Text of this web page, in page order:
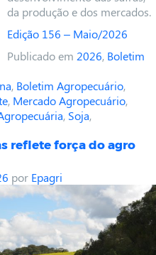
da produção e dos mercados.
Edição 156 – Maio/2026
Publicado em 2026, Boletim
, Boletim Agropecuário,
, Mercado Agropecuário,
, Soja,
reflete força do agro
por Epagri